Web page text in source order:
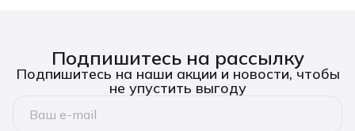
Подпишитесь на рассылку
Подпишитесь на наши акции и новости, чтобы
не упустить выгоду